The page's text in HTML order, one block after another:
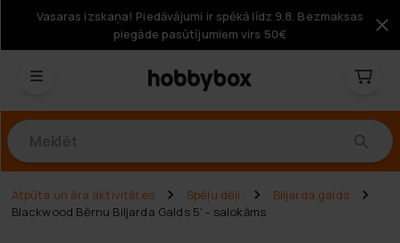
Vasaras izskaņa! Piedāvājumi ir spēkā līdz 9.8. Bezmaksas
piegāde pasūtījumiem virs 50€
Atpūta un āra aktivitātes Spēļu dēļi
Biljarda galds
Blackwood Bērnu Biljarda Galds 5' - salokāms